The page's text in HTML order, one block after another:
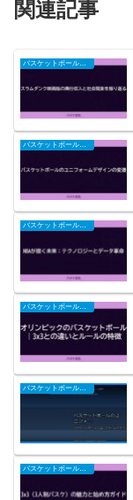
関連記事
バスケットボール関連
バスケットボール関連
バスケットボール関連
バスケットボール関連